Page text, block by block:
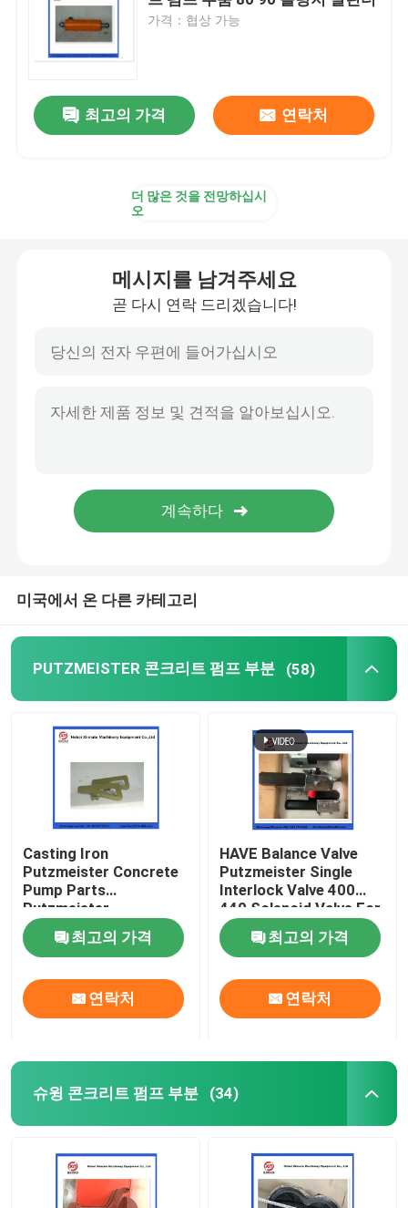
콘크리트 믹서 트럭 예비 부품
배치 플랜트 예비 부품
콘크리트 펌프 팔꿈치
콘크리트 펌프 고무 호스
콘크리트 붐 플래서
콘크리트 펌프 용품
사용된 콘크리트 펌프 트럭
가격：협상 가능
최고의 가격 연락처
더 많은 것을 전망하십시
오
메시지를 남겨주세요
곧 다시 연락 드리겠습니다!
미국에서 온 다른 카테고리
PUTZMEISTER 콘크리트 펌프 부분 (58)
Casting Iron
Putzmeister Concrete
Pump Parts
Putzmeister
Agitatoring Paddles
최고의 가격
연락처
HAVE Balance Valve
Putzmeister Single
Interlock Valve 400
440 Solenoid Valve For
Concrete Pump
최고의 가격
연락처
슈윙 콘크리트 펌프 부분 (34)